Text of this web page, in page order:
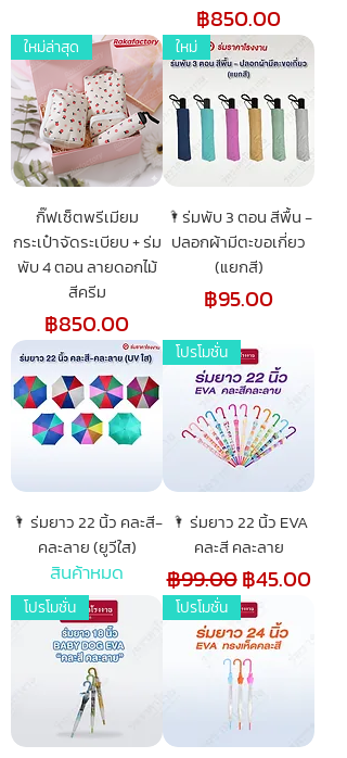
ราคา
฿850.00
ใหม่ล่าสุด
กิ๊ฟเซ็ตพรีเมียม
กระเป๋าจัดระเบียบ + ร่ม
พับ 4 ตอน ลายดอกไม้
สีครีม
ราคา
฿850.00
ใหม่
🌂ร่มพับ 3 ตอน สีพื้น -
ปลอกผ้ามีตะขอเกี่ยว
(แยกสี)
ราคา
฿95.00
🌂 ร่มยาว 22 นิ้ว คละสี-
คละลาย (ยูวีใส)
สินค้าหมด
โปรโมชั่น
🌂 ร่มยาว 22 นิ้ว EVA
คละสี คละลาย
ราคาปกติ
฿99.00ราคาขายลด
฿45.00
โปรโมชั่น โปรโมชั่น